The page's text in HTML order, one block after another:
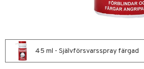
45 ml - Självförsvarsspray färgad